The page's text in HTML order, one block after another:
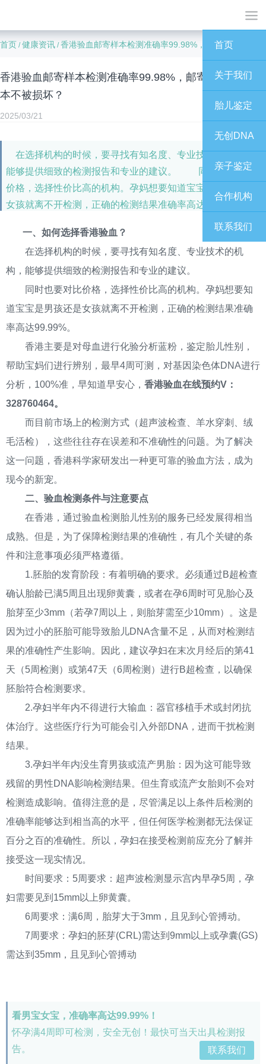
首页
关于我们
胎儿鉴定
无创DNA
亲子鉴定
合作机构
联系我们
首页 /健康资讯 /香港验血邮寄样本检测准确率99.98%，邮寄如何确保样本不被损坏？
香港验血邮寄样本检测准确率99.98%，邮寄如何确保样
本不被损坏？
2025/03/21
在选择机构的时候，要寻找有知名度、专业技术的机构，
能够提供细致的检测报告和专业的建议。 同时也要对比
价格，选择性价比高的机构。孕妈想要知道宝宝是男孩还是
女孩就离不开检测，正确的检测结果准确率高达99.99%。
一、如何选择香港验血？
在选择机构的时候，要寻找有知名度、专业技术的机
构，能够提供细致的检测报告和专业的建议。
同时也要对比价格，选择性价比高的机构。孕妈想要知
道宝宝是男孩还是女孩就离不开检测，正确的检测结果准确
率高达99.99%。
香港主要是对母血进行化验分析蓝粉，鉴定胎儿性别，
帮助宝妈们进行辨别，最早4周可测，对基因染色体DNA进行
分析，100%准，早知道早安心， 香港验血在线预约V：
328760464。
而目前市场上的检测方式（超声波检查、羊水穿刺、绒
毛活检），这些往往存在误差和不准确性的问题。为了解决
这一问题，香港科学家研发出一种更可靠的验血方法，成为
现今的新宠。
二、验血检测条件与注意要点
在香港，通过验血检测胎儿性别的服务已经发展得相当
成熟。但是，为了保障检测结果的准确性，有几个关键的条
件和注意事项必须严格遵循。
1.胚胎的发育阶段：有着明确的要求。必须通过B超检查
确认胎龄已满5周且出现卵黄囊，或者在孕6周时可见胎心及
胎芽至少3mm（若孕7周以上，则胎芽需至少10mm）。这是
因为过小的胚胎可能导致胎儿DNA含量不足，从而对检测结
果的准确性产生影响。因此，建议孕妇在末次月经后的第41
天（5周检测）或第47天（6周检测）进行B超检查，以确保
胚胎符合检测要求。
2.孕妇半年内不得进行大输血：器官移植手术或封闭抗
体治疗。这些医疗行为可能会引入外部DNA，进而干扰检测
结果。
3.孕妇半年内没生育男孩或流产男胎：因为这可能导致
残留的男性DNA影响检测结果。但生育或流产女胎则不会对
检测造成影响。值得注意的是，尽管满足以上条件后检测的
准确率能够达到相当高的水平，但任何医学检测都无法保证
百分之百的准确性。所以，孕妇在接受检测前应充分了解并
接受这一现实情况。
时间要求：5周要求：超声波检测显示宫内早孕5周，孕
妇需要见到15mm以上卵黄囊。
6周要求：满6周，胎芽大于3mm，且见到心管搏动。
7周要求：孕妇的胚芽(CRL)需达到9mm以上或孕囊(GS)
需达到35mm，且见到心管搏动
看男宝女宝，准确率高达99.99%！
怀孕满4周即可检测，安全无创！最快可当天出具检测报
告。
联系我们